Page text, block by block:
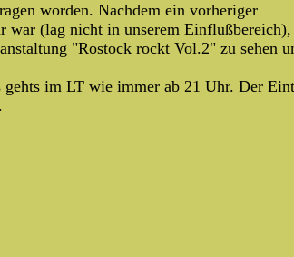
worden. Nachdem ein vorheriger
war (lag nicht in unserem
"Rostock rockt Vol.2" zu sehen
gehts im LT wie immer ab 21 Uhr. Der